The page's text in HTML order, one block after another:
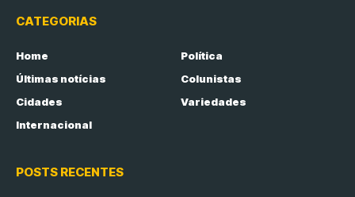
CATEGORIAS
Home
Política
Últimas notícias
Colunistas
Cidades
Variedades
Internacional
POSTS RECENTES